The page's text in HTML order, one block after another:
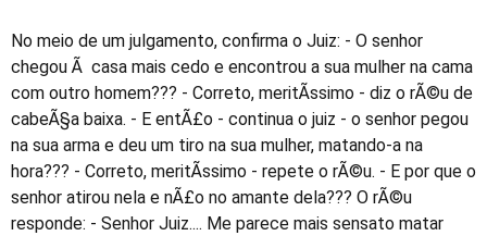
No meio de um julgamento, confirma o Juiz: - O senhor
chegou Ã casa mais cedo e encontrou a sua mulher na cama
com outro homem??? - Correto, meritÃ­ssimo - diz o rÃ©u de
cabeÃ§a baixa. - E entÃ£o - continua o juiz - o senhor pegou
na sua arma e deu um tiro na sua mulher, matando-a na
hora??? - Correto, meritÃ­ssimo - repete o rÃ©u. - E por que o
senhor atirou nela e nÃ£o no amante dela??? O rÃ©u
responde: - Senhor Juiz.... Me parece mais sensato matar